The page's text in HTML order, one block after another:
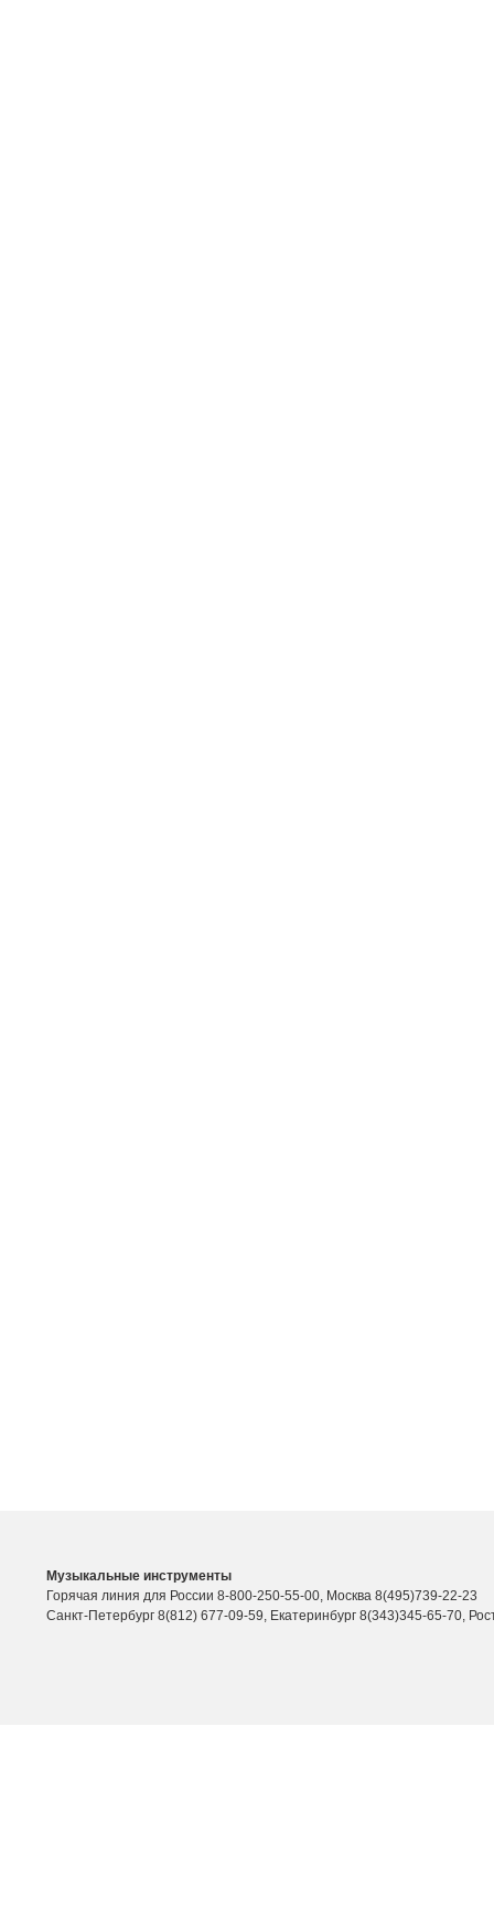
Музыкальные инструменты
Горячая линия для России 8-800-250-55-00, Москва 8(495)739-22-23
Санкт-Петербург 8(812) 677-09-59, Екатеринбург 8(343)345-65-70,